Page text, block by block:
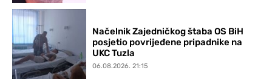
Načelnik Zajedničkog štaba OS BiH
posjetio povrijeđene pripadnike na
UKC Tuzla
06.08.2026. 21:15